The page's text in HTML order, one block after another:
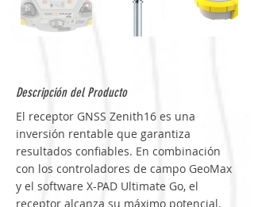
Descripción del Producto
El receptor GNSS Zenith16 es una
inversión rentable que garantiza
resultados confiables. En combinación
con los controladores de campo GeoMax
y el software X-PAD Ultimate Go, el
receptor alcanza su máximo potencial.